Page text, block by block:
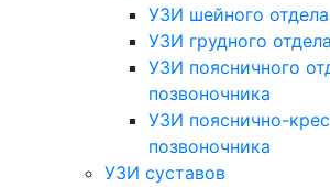
УЗИ шейного
УЗИ грудного
УЗИ поясничного
позвоночника
УЗИ пояснично-
позвоночника
УЗИ суставов